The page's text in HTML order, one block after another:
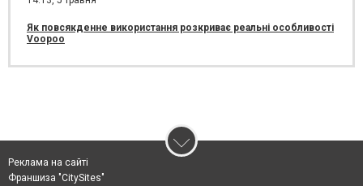
Як повсякденне використання розкриває реальні особливості
Voopoo
Реклама на сайті
Франшиза "CitySites"